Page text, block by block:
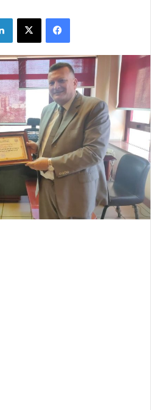
فيسبوك X